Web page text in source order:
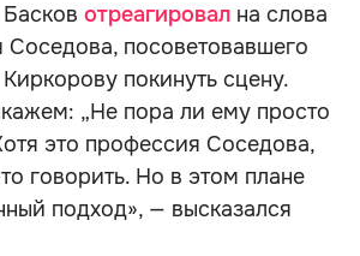
отреагировал на слова
Соседова, посоветовавшего
покинуть сцену.
„Не пора ли ему просто
это профессия Соседова,
говорить. Но в этом плане
подход», — высказался